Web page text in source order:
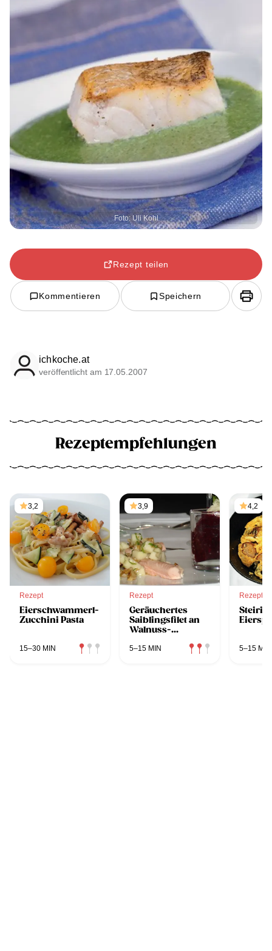
Foto: Uli Kohl
Rezept teilen
Kommentieren Speichern
ichkoche.at
veröffentlicht am 17.05.2007
Rezeptempfehlungen
3,2
Rezept
Eierschwammerl-
Zucchini Pasta
15–30 MIN
3,9
Rezept
Geräuchertes
Saiblingsfilet an
Walnuss-
und Rotem
5–15 MIN
4,2
Rezept
5–15 MIN